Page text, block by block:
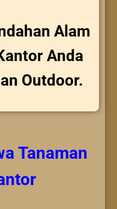
Alam
Anda
Outdoor.
Tanaman